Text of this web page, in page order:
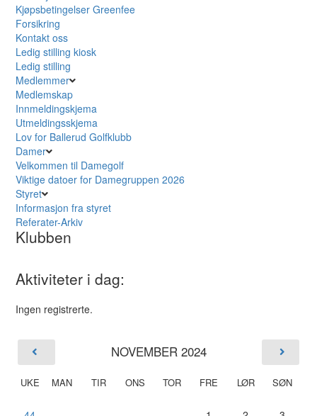
Kjøpsbetingelser Greenfee
Forsikring
Kontakt oss
Ledig stilling kiosk
Ledig stilling
Medlemmer
Medlemskap
Innmeldingskjema
Utmeldingsskjema
Lov for Ballerud Golfklubb
Damer
Velkommen til Damegolf
Viktige datoer for Damegruppen 2026
Styret
Informasjon fra styret
Referater-Arkiv
Klubben
Aktiviteter i dag:
Ingen registrerte.
NOVEMBER 2024
UKE MAN TIR ONS TOR FRE LØR SØN